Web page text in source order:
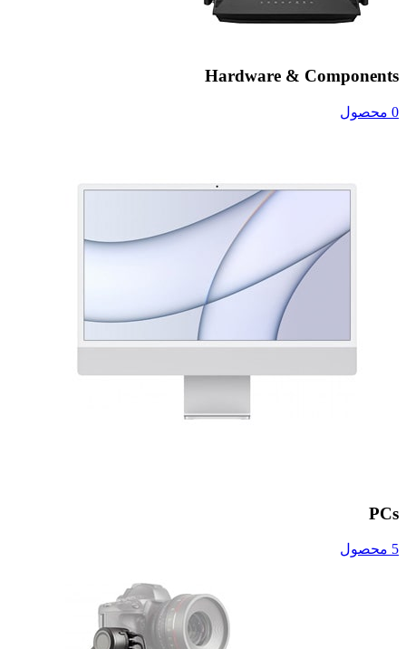
Hardware & Components
0 محصول
PCs
5 محصول